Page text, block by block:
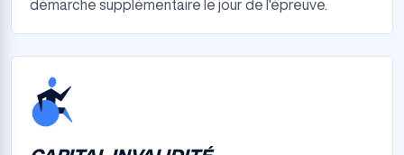
démarche supplémentaire le jour de l'épreuve.